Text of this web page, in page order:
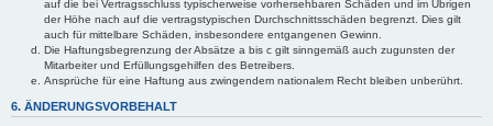
auf die bei Vertragsschluss typischerweise vorhersehbaren Schäden und im Übrigen
der Höhe nach auf die vertragstypischen Durchschnittsschäden begrenzt. Dies gilt
auch für mittelbare Schäden, insbesondere entgangenen Gewinn.
Die Haftungsbegrenzung der Absätze a bis c gilt sinngemäß auch zugunsten der
Mitarbeiter und Erfüllungsgehilfen des Betreibers.
Ansprüche für eine Haftung aus zwingendem nationalem Recht bleiben unberührt.
6. ÄNDERUNGSVORBEHALT